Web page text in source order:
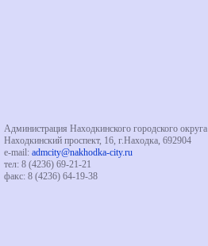
Администрация Находкинского городского округа
Находкинский проспект, 16, г.Находка, 692904
e-mail: admcity@nakhodka-city.ru
тел: 8 (4236) 69-21-21
факс: 8 (4236) 64-19-38